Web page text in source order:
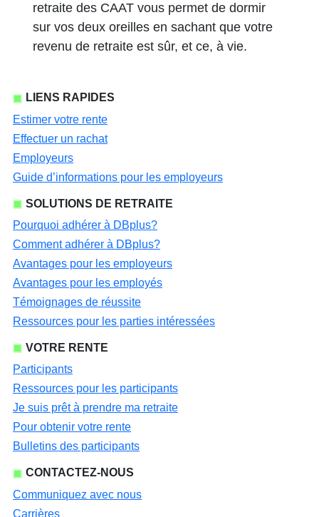
retraite des CAAT vous permet de dormir
sur vos deux oreilles en sachant que votre
revenu de retraite est sûr, et ce, à vie.
LIENS RAPIDES
Estimer votre rente
Effectuer un rachat
Employeurs
Guide d’informations pour les employeurs
SOLUTIONS DE RETRAITE
Pourquoi adhérer à DBplus?
Comment adhérer à DBplus?
Avantages pour les employeurs
Avantages pour les employés
Témoignages de réussite
Ressources pour les parties intéressées
VOTRE RENTE
Participants
Ressources pour les participants
Je suis prêt à prendre ma retraite
Pour obtenir votre rente
Bulletins des participants
CONTACTEZ-NOUS
Communiquez avec nous
Carrières